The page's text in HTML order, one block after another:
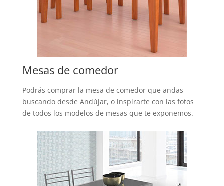
Mesas de comedor
Podrás comprar la mesa de comedor que andas
buscando desde Andújar, o inspirarte con las fotos
de todos los modelos de mesas que te exponemos.